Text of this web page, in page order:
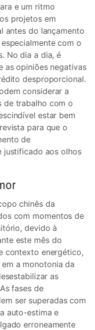
e um ritmo
projetos em
antes do lançamento
com o
No dia a dia, é
as opiniões negativas
desproporcional.
considerar a
de trabalho com o
estar bem
para que o
de
justificado aos olhos
chinês da
com momentos de
devido à
este mês do
contexto energético,
a monotonia da
as
fases de
ser superadas com
auto-estima e
erroneamente